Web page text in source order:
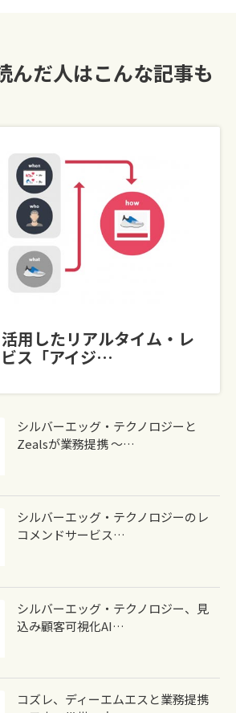
んだ人はこんな記事も
用したリアルタイム・レ
ス「アイジ…
シルバーエッグ・テクノロジーと
Zealsが業務提携 ～…
シルバーエッグ・テクノロジーのレ
コメンドサービス…
シルバーエッグ・テクノロジー、見
込み顧客可視化AI…
コズレ、ディーエムエスと業務提携